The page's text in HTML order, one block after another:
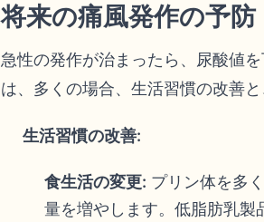
将来の痛風発作の予防
急性の発作が治まったら、尿酸値
は、多くの場合、生活習慣の改善
生活習慣の改善:
食生活の変更: プリン体を多
量を増やします。低脂肪乳製